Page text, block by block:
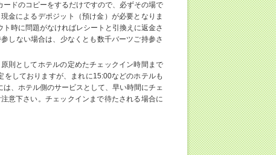
ドのコピーをするだけですので、必ずその場で
金によるデポジット（預け金）が必要となりま
時に問題がなければレシートと引換えに返金さ
しない場合は、少なくとも数千バーツご持参さ
則としてホテルの定めたチェックイン時間まで
しておりますが、まれに15:00などのホテルも
、ホテル側のサービスとして、早い時間にチェ
意下さい。チェックインまで待たされる場合に